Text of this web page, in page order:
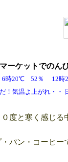
マーケットでのん
6時20℃ 52％
がれ・・ 日中で
度と寒く感じる
パン・コーヒー